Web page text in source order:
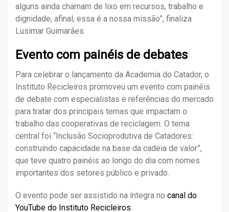
alguns ainda chamam de lixo em recursos, trabalho e
dignidade, afinal, essa é a nossa missão”, finaliza
Lusimar Guimarães.
Evento com painéis de debates
Para celebrar o lançamento da Academia do Catador, o
Instituto Recicleiros promoveu um evento com painéis
de debate com especialistas e referências do mercado
para tratar dos principais temas que impactam o
trabalho das cooperativas de reciclagem. O tema
central foi “Inclusão Socioprodutiva de Catadores:
construindo capacidade na base da cadeia de valor”,
que teve quatro painéis ao longo do dia com nomes
importantes dos setores público e privado.
O evento pode ser assistido na íntegra no canal do
YouTube do Instituto Recicleiros.